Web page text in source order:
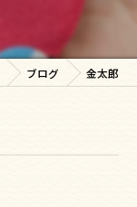
ブログ 金太郎